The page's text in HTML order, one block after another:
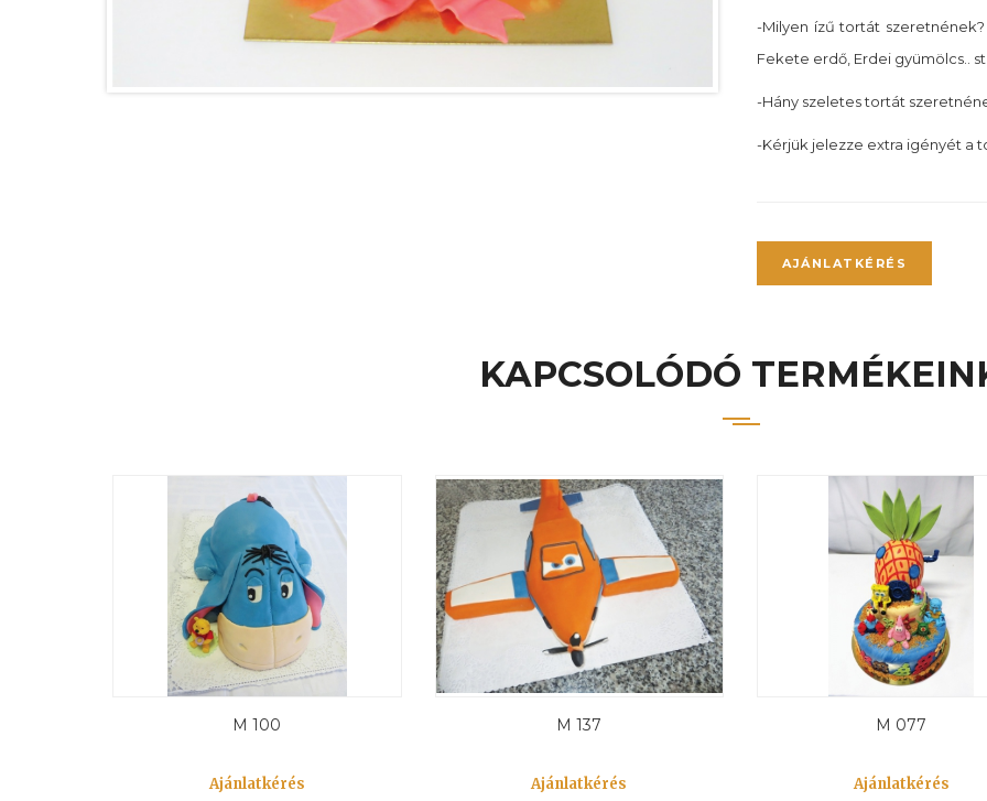
-Milyen ízű tortát szeretnének?
Fekete erdő, Erdei gyümölcs..
-Hány szeletes tortát
-Kérjük jelezze extra igényét a
AJÁNLATKÉRÉS
KAPCSOLÓDÓ
M 100
Ajánlatkérés
M 137
Ajánlatkérés
M 077
Ajánlatkérés